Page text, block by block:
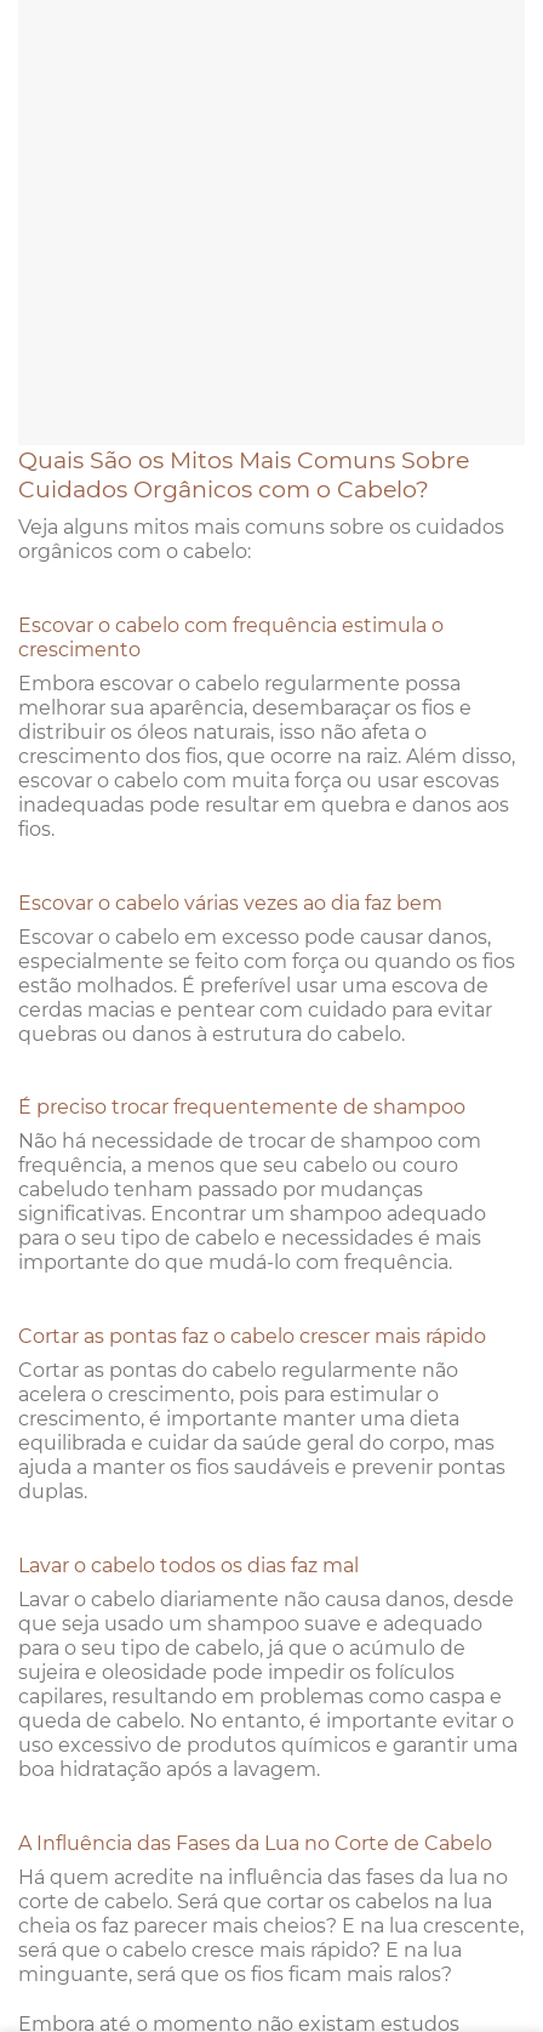
Quais São os Mitos Mais Comuns Sobre
Cuidados Orgânicos com o Cabelo?
Veja alguns mitos mais comuns sobre os cuidados
orgânicos com o cabelo:
Escovar o cabelo com frequência estimula o
crescimento
Embora escovar o cabelo regularmente possa
melhorar sua aparência, desembaraçar os fios e
distribuir os óleos naturais, isso não afeta o
crescimento dos fios, que ocorre na raiz. Além disso,
escovar o cabelo com muita força ou usar escovas
inadequadas pode resultar em quebra e danos aos
fios.
Escovar o cabelo várias vezes ao dia faz bem
Escovar o cabelo em excesso pode causar danos,
especialmente se feito com força ou quando os fios
estão molhados. É preferível usar uma escova de
cerdas macias e pentear com cuidado para evitar
quebras ou danos à estrutura do cabelo.
É preciso trocar frequentemente de shampoo
Não há necessidade de trocar de shampoo com
frequência, a menos que seu cabelo ou couro
cabeludo tenham passado por mudanças
significativas. Encontrar um shampoo adequado
para o seu tipo de cabelo e necessidades é mais
importante do que mudá-lo com frequência.
Cortar as pontas faz o cabelo crescer mais rápido
Cortar as pontas do cabelo regularmente não
acelera o crescimento, pois para estimular o
crescimento, é importante manter uma dieta
equilibrada e cuidar da saúde geral do corpo, mas
ajuda a manter os fios saudáveis e prevenir pontas
duplas.
Lavar o cabelo todos os dias faz mal
Lavar o cabelo diariamente não causa danos, desde
que seja usado um shampoo suave e adequado
para o seu tipo de cabelo, já que o acúmulo de
sujeira e oleosidade pode impedir os folículos
capilares, resultando em problemas como caspa e
queda de cabelo. No entanto, é importante evitar o
uso excessivo de produtos químicos e garantir uma
boa hidratação após a lavagem.
A Influência das Fases da Lua no Corte de Cabelo
Há quem acredite na influência das fases da lua no
corte de cabelo. Será que cortar os cabelos na lua
cheia os faz parecer mais cheios? E na lua crescente,
será que o cabelo cresce mais rápido? E na lua
minguante, será que os fios ficam mais ralos?
Embora até o momento não existam estudos